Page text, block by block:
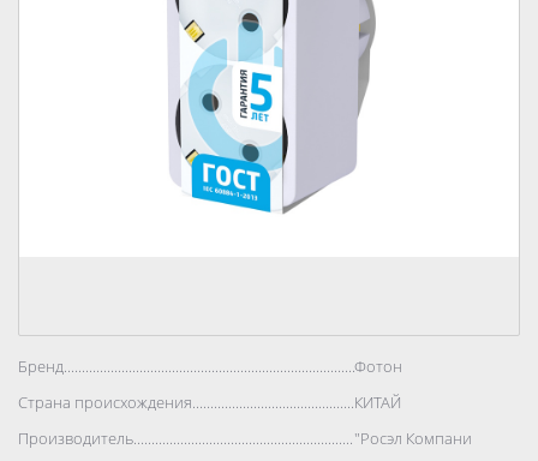
Бренд..................................................................................Фотон
Страна происхождения..................................................................................
КИТАЙ
Производитель..................................................................................
"Росэл Компани